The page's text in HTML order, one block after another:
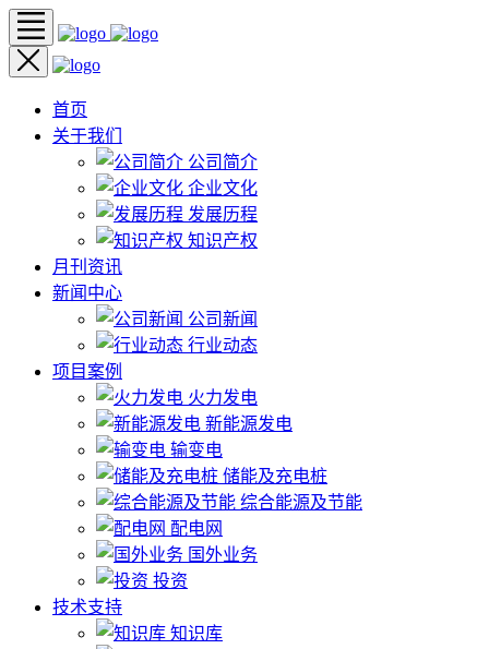
首页
关于我们
公司简介
企业文化
发展历程
知识产权
月刊资讯
新闻中心
公司新闻
行业动态
项目案例
火力发电
新能源发电
输变电
储能及充电桩
综合能源及节能
配电网
国外业务
投资
技术支持
知识库